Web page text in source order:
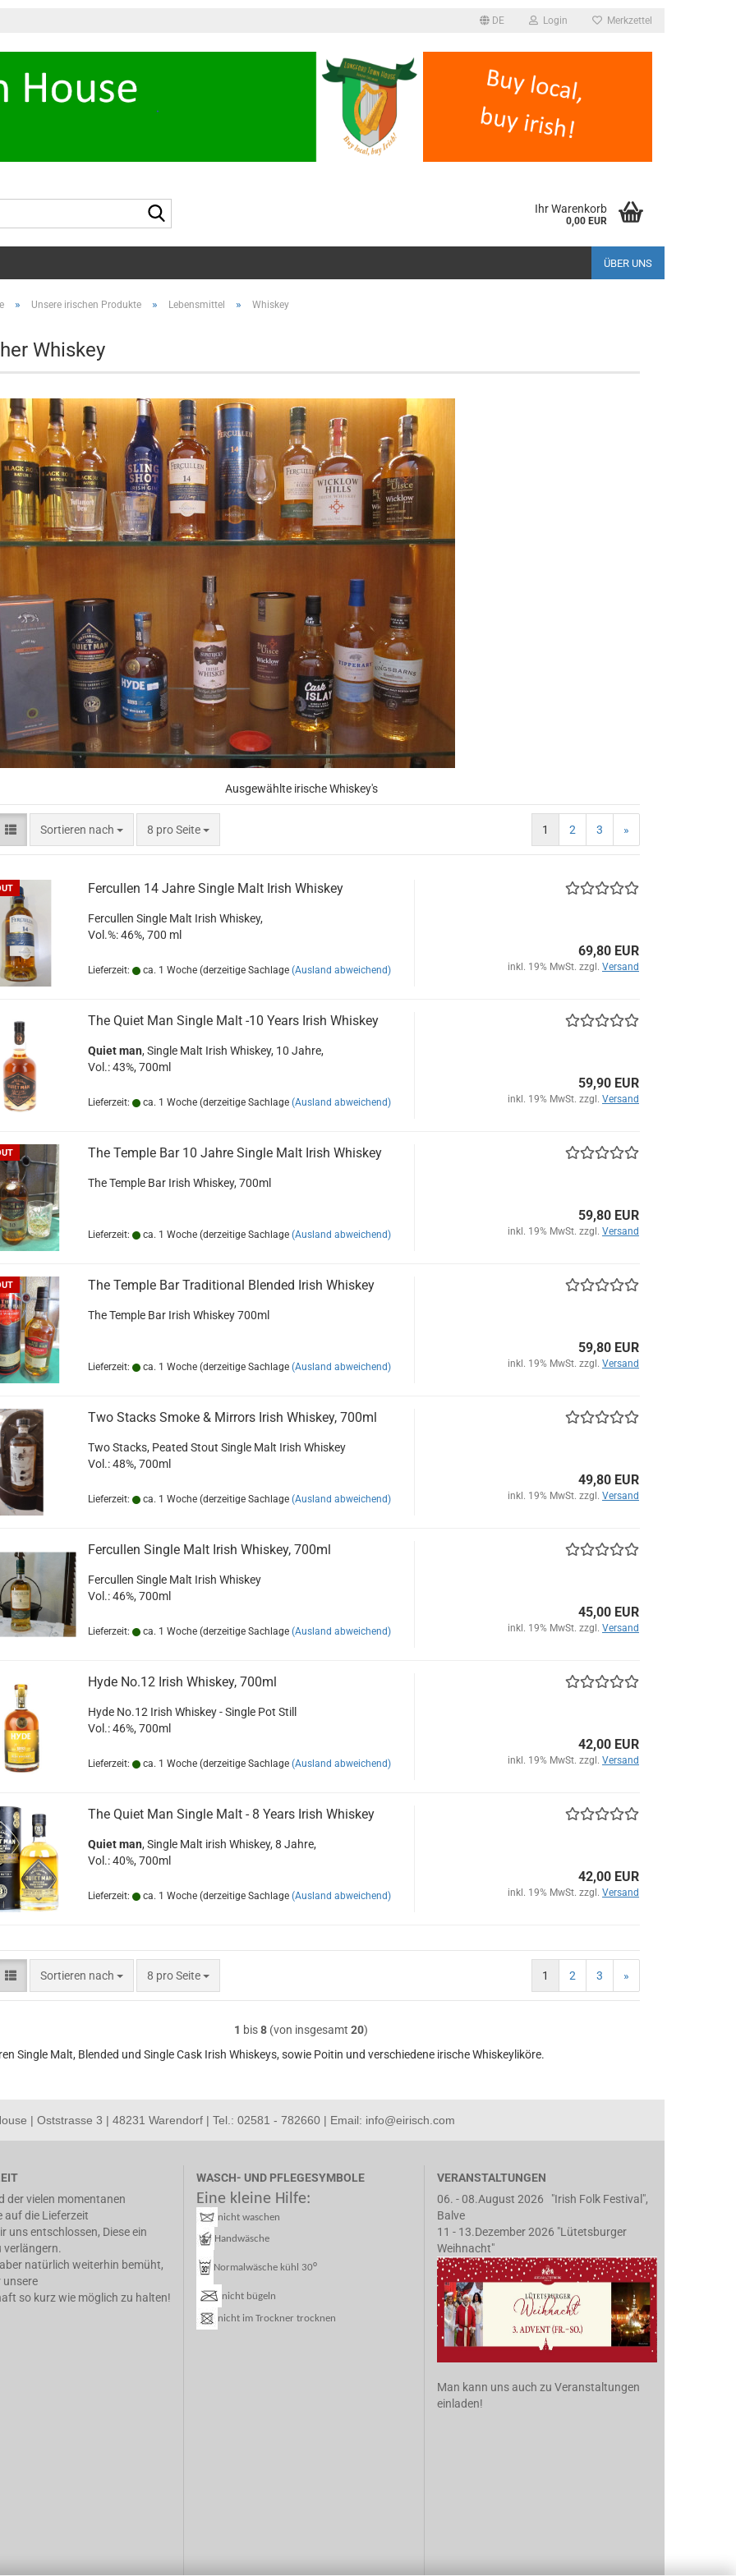
DE Login Merkzettel
Ihr Warenkorb
0,00 EUR
ÜBER UNS
» Unsere irischen Produkte » Lebensmittel » Whiskey
Whiskey
Ausgewählte irische Whiskey's
Sortieren nach
Sortieren nach 8 pro Seite
pro Seite 1 2 3 »
Fer­cul­len 14 Jahre Sin­gle Malt Irish Whis­key
Fer­cul­len Sin­gle Malt Irish Whis­key,
Vol.%: 46%, 700 ml
Lieferzeit: ca. 1 Woche (derzeitige Sachlage (Ausland abweichend)
69,80 EUR
inkl. 19% MwSt. zzgl. Versand
The Quiet Man Sin­gle Malt -10 Years Irish Whis­key
Quiet man, Sin­gle Malt Irish Whis­key, 10 Jahre,
Vol.: 43%, 700ml
Lieferzeit: ca. 1 Woche (derzeitige Sachlage (Ausland abweichend)
59,90 EUR
inkl. 19% MwSt. zzgl. Versand
The Temp­le Bar 10 Jahre Sin­gle Malt Irish Whis­key
The Temp­le Bar Irish Whis­key, 700ml
Lieferzeit: ca. 1 Woche (derzeitige Sachlage (Ausland abweichend)
59,80 EUR
inkl. 19% MwSt. zzgl. Versand
The Temp­le Bar Tra­di­tio­nal Blen­ded Irish Whis­key
The Temp­le Bar Irish Whis­key 700ml
Lieferzeit: ca. 1 Woche (derzeitige Sachlage (Ausland abweichend)
59,80 EUR
inkl. 19% MwSt. zzgl. Versand
Two Stacks Smoke & Mir­rors Irish Whis­key, 700ml
Two Stacks, Pea­ted Stout Sin­gle Malt Irish Whis­key
Vol.: 48%, 700ml
Lieferzeit: ca. 1 Woche (derzeitige Sachlage (Ausland abweichend)
49,80 EUR
inkl. 19% MwSt. zzgl. Versand
Fer­cul­len Sin­gle Malt Irish Whis­key, 700ml
Fer­cul­len Sin­gle Malt Irish Whis­key
Vol.: 46%, 700ml
Lieferzeit: ca. 1 Woche (derzeitige Sachlage (Ausland abweichend)
45,00 EUR
inkl. 19% MwSt. zzgl. Versand
Hyde No.12 Irish Whis­key, 700ml
Hyde No.12 Irish Whis­key - Sin­gle Pot Still
Vol.: 46%, 700ml
Lieferzeit: ca. 1 Woche (derzeitige Sachlage (Ausland abweichend)
42,00 EUR
inkl. 19% MwSt. zzgl. Versand
The Quiet Man Sin­gle Malt - 8 Years Irish Whis­key
Quiet man, Sin­gle Malt irish Whis­key, 8 Jahre,
Vol.: 40%, 700ml
Lieferzeit: ca. 1 Woche (derzeitige Sachlage (Ausland abweichend)
42,00 EUR
inkl. 19% MwSt. zzgl. Versand
Sortieren nach
Sortieren nach 8 pro Seite
pro Seite 1 2 3 »
1 bis8 (von insgesamt 20)
Single Malt, Blended und Single Cask Irish Whiskeys, sowie Poitin und verschiedene irische Whiskeyliköre.
| Oststrasse 3 | 48231 Warendorf | Tel.: 02581 - 782660 | Email: info@eirisch.com
der vielen momentanen
auf die Lieferzeit
uns entschlossen, Diese ein
verlängern.
natürlich weiterhin bemüht,
unsere
so kurz wie möglich zu halten!
WASCH- UND PFLEGESYMBOLE
Eine kleine Hilfe:
nicht waschen
Handwäsche
Normalwäsche kühl 30°
nicht bügeln
nicht im Trockner trocknen
VERANSTALTUNGEN
06. - 08.August 2026 "Irish Folk Festival",
Balve
11 - 13.Dezember 2026 "Lütetsburger
Weihnacht"
Man kann uns auch zu Veranstaltungen
einladen!